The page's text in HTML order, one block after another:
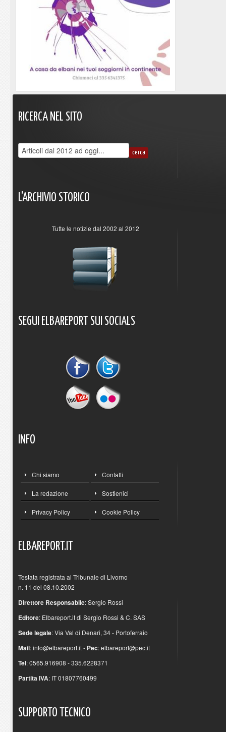
RICERCA NEL SITO
L'ARCHIVIO STORICO
Tutte le notizie dal 2002 al 2012
SEGUI ELBAREPORT SUI SOCIALS
INFO
Chi siamo Contatti
La redazione Sostienici
Privacy Policy Cookie Policy
ELBAREPORT.IT
Testata registrata al Tribunale di Livorno
n. 11 del 08.10.2002
Direttore Responsabile: Sergio Rossi
Editore: Elbareport.it di Sergio Rossi & C. SAS
Sede legale: Via Val di Denari, 34 - Portoferraio
Mail:info@elbareport.it- Pec:elbareport@pec.it
Tel: 0565.916908 - 335.6228371
Partita IVA: IT 01807760499
SUPPORTO TECNICO